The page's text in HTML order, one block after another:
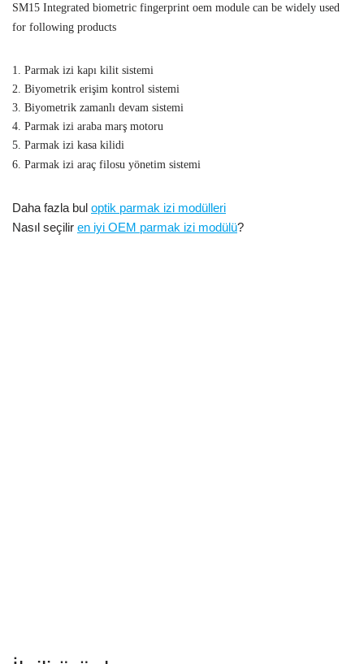
SM15 Integrated biometric fingerprint oem module can be widely used
for following products
1. Parmak izi kapı kilit sistemi
2. Biyometrik erişim kontrol sistemi
3. Biyometrik zamanlı devam sistemi
4. Parmak izi araba marş motoru
5. Parmak izi kasa kilidi
6. Parmak izi araç filosu yönetim sistemi
Daha fazla bul optik parmak izi modülleri
Nasıl seçilir en iyi OEM parmak izi modülü?